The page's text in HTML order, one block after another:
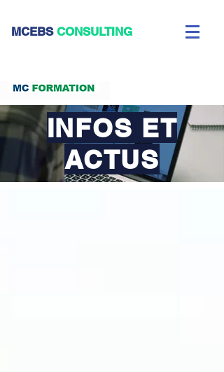
CONSULTING
INFOS ET
ACTUS